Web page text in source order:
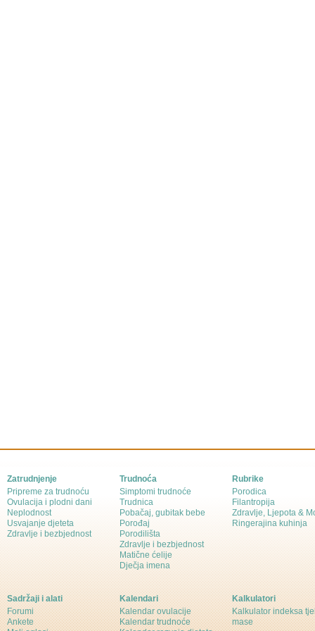
Zatrudnjenje
Pripreme za trudnoću
Ovulacija i plodni dani
Neplodnost
Usvajanje djeteta
Zdravlje i bezbjednost
Trudnoća
Simptomi trudnoće
Trudnica
Pobačaj, gubitak bebe
Porođaj
Porodilišta
Zdravlje i bezbjednost
Matične ćelije
Dječja imena
Rubrike
Porodica
Filantropija
Zdravlje, Ljepota &
Ringerajina kuhinja
Sadržaji i alati
Forumi
Ankete
Kalendari
Kalendar ovulacije
Kalendar trudnoće
Kalkulatori
Kalkulator indeksa
mase